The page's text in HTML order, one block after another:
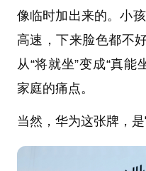
像临时加出来的。小
高速，下来脸色都不
从“将就坐”变成“真能
家庭的痛点。
当然，华为这张牌，